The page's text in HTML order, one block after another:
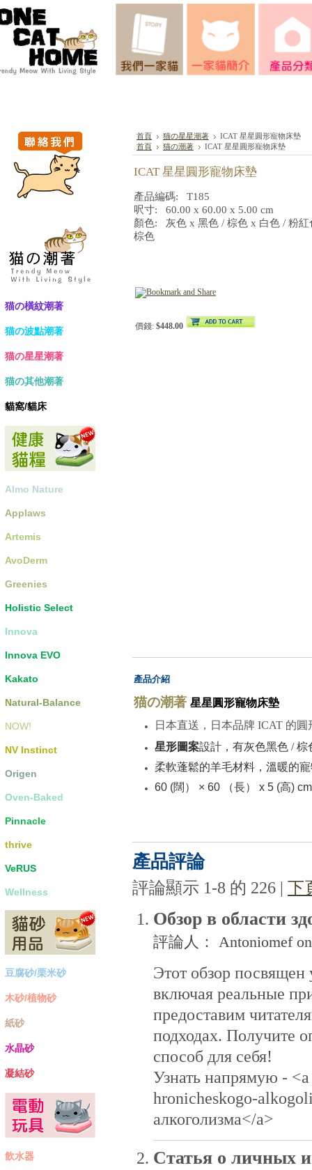
猫の橫紋潮著
猫の波點潮著
猫の星星潮著
猫の其他潮著
貓窩/貓床
Almo Nature
Applaws
Artemis
AvoDerm
Greenies
Holistic Select
Innova
Innova EVO
Kakato
Natural-Balance
NOW!
NV Instinct
Origen
Oven-Baked
Pinnacle
thrive
VeRUS
Wellness
豆腐砂/栗米砂
木砂/植物砂
紙砂
水晶砂
凝結砂
飲水器
首頁 猫の星星潮著
ICAT 星星圓形寵物床墊
首頁
猫の潮著 ICAT 星星圓形寵物床墊
ICAT 星星圓形寵物床墊
產品編碼: T185
呎寸: 60.00 x 60.00 x 5.00 cm
顏色: 灰色 x 黑色 / 棕色 x 白色 / 粉紅
棕色
價錢: $448.00
產品介紹
猫の潮著 星星圓形寵物床墊
日本直送，日本品牌 ICAT 的圓
星形圖案設計，有灰色黑色 / 棕
柔軟蓬鬆的羊毛材料 ， 溫暖的
60 (闊） × 60 （長） x 5 (高)
產品評論
評論顯示 1-8 的 226 | 下
Обзор в области
評論人： Antoniomef
Этот обзор посвящен
включая реальные
предоставим
подходах. Получите
способ для себя!
Узнать напрямую -
hronicheskogo-
алкоголизма</a>
Статья о личных